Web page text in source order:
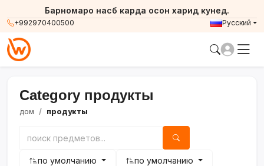
+992970400500
Барномаро насб карда осон харид кунед.
Русский
Category продукты
дом продукты
по умолчанию по умолчанию